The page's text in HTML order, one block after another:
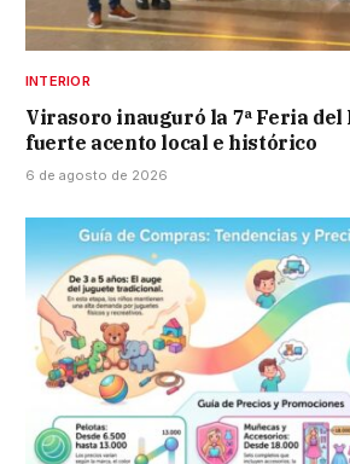
INTERIOR
Virasoro inauguró la 7ª Feria del
fuerte acento local e histórico
6 de agosto de 2026